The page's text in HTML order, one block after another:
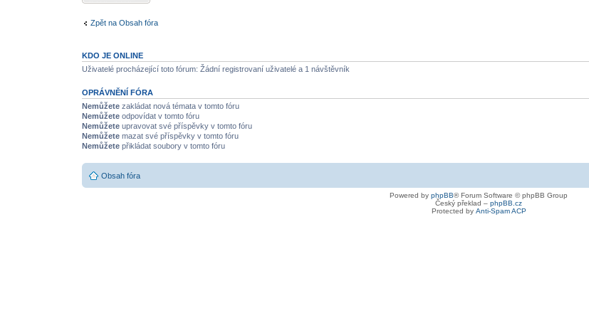
Zpět na Obsah fóra
KDO JE ONLINE
Uživatelé procházející toto fórum: Žádní registrovaní uživatelé a 1 návštěvník
OPRÁVNĚNÍ FÓRA
Nemůžetezakládat nová témata v tomto fóru
Nemůžeteodpovídat v tomto fóru
Nemůžeteupravovat své příspěvky v tomto fóru
Nemůžetemazat své příspěvky v tomto fóru
Nemůžetepřikládat soubory v tomto fóru
Obsah fóra
Powered by phpBB® Forum Software © phpBB Group
Český překlad – phpBB.cz
Protected by Anti-Spam ACP